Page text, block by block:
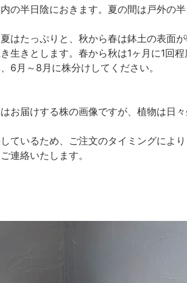
の半日陰におきます。夏の間は戸外の
はたっぷりと、秋から春は鉢土の表面
生きとします。春から秋は1ヶ月に1回
6月～8月に株分けしてください。
お届けする株の画像ですが、植物は日
ているため、ご注文のタイミングに
連絡いたします。